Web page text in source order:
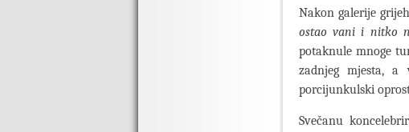
Nakon galerije
ostao vani i nitko
potaknule mnoge
zadnjeg mjesta,
porcijunkulski
Svečanu